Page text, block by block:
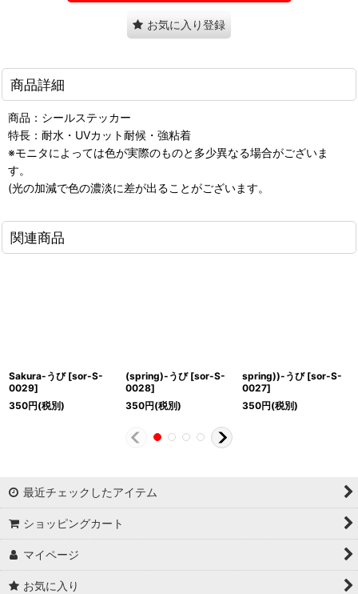
お気に入り登録
商品詳細
商品：シールステッカー
特長：耐水・UVカット耐候・強粘着
※モニタによっては色が実際のものと多少異なる場合がございま
す。
(光の加減で色の濃淡に差が出ることがございます。
関連商品
Sakura-うび [sor-S-
0029]
350円(税別)
(spring)-うび [sor-S-
0028]
350円(税別)
spring))-うび [sor-S-
0027]
350円(税別)
最近チェックしたアイテム
ショッピングカート
マイページ
お気に入り